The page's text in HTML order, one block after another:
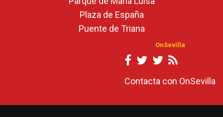
Plaza de España
Puente de Triana
OnSevilla
Contacta con OnSevilla